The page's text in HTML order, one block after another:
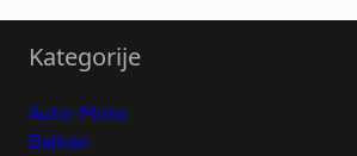
Kategorije
Auto-Moto
Balkan